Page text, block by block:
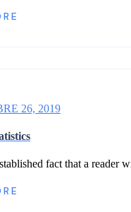
26, 2019
fact that a reader